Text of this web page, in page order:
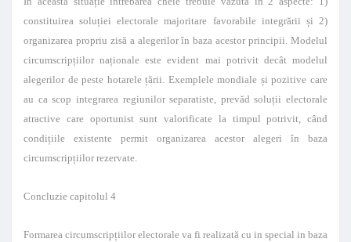
constituirea soluției electorale majoritare favorabile integrării și 2)
organizarea propriu zisă a alegerilor în baza acestor principii. Modelul
circumscripțiilor naționale este evident mai potrivit decât modelul
alegerilor de peste hotarele țării. Exemplele mondiale și pozitive care
au ca scop integrarea regiunilor separatiste, prevăd soluții electorale
atractive care oportunist sunt valorificate la timpul potrivit, când
condițiile existente permit organizarea acestor alegeri în baza
circumscripțiilor rezervate.
Concluzie capitolul 4
Formarea circumscripțiilor electorale va fi realizată cu in special in baza